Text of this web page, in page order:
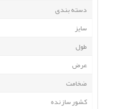
دسته بندی
سایز
طول
عرض
ضخامت
کشور سازنده